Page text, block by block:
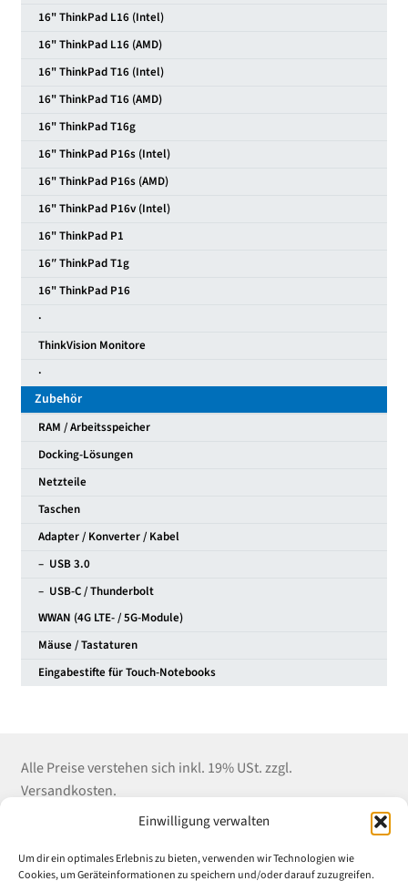
Einwilligung verwalten
Um dir ein optimales Erlebnis zu bieten, verwenden wir Technologien wie
Cookies, um Geräteinformationen zu speichern und/oder darauf zuzugreifen.
16" ThinkPad L16 (Intel)
16" ThinkPad L16 (AMD)
16" ThinkPad T16 (Intel)
16" ThinkPad T16 (AMD)
16" ThinkPad T16g
16" ThinkPad P16s (Intel)
16" ThinkPad P16s (AMD)
16" ThinkPad P16v (Intel)
16" ThinkPad P1
16″ ThinkPad T1g
16" ThinkPad P16
·
ThinkVision Monitore
·
Zubehör
RAM / Arbeitsspeicher
Docking-Lösungen
Netzteile
Taschen
Adapter / Konverter / Kabel
– USB 3.0
– USB-C / Thunderbolt
WWAN (4G LTE- / 5G-Module)
Mäuse / Tastaturen
Eingabestifte für Touch-Notebooks
Alle Preise verstehen sich inkl. 19% USt. zzgl.
Versandkosten.
Winter EDV-Service
Shop Service
Versandkosten
Informationen
Impressum